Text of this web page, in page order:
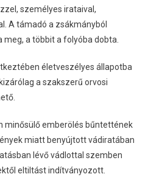
személyes irataival,
A támadó a zsákmányból
a többit a folyóba dobta.
életveszélyes állapotba
a szakszerű orvosi
minősülő emberölés bűntettének
miatt benyújtott vádiratában
lévő vádlottal szemben
eltiltást indítványozott.